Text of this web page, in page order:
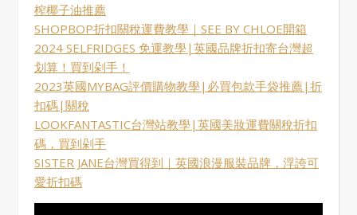
榨椰子油推薦
SHOPBOP折扣關稅運費教學｜SEE BY CHLOE開箱
2024 SELFRIDGES 免運教學|英國品牌折扣寄台灣超
划算！買到剁手！
2023英國MYBAG評價購物教學|必買包款手袋推薦|折
扣碼|關稅
LOOKFANTASTIC台灣站教學|英國美妝運費關稅折扣
碼，買到剁手
SISTER JANE台灣買得到｜英國浪漫服裝品牌，浮誇可
愛折扣碼